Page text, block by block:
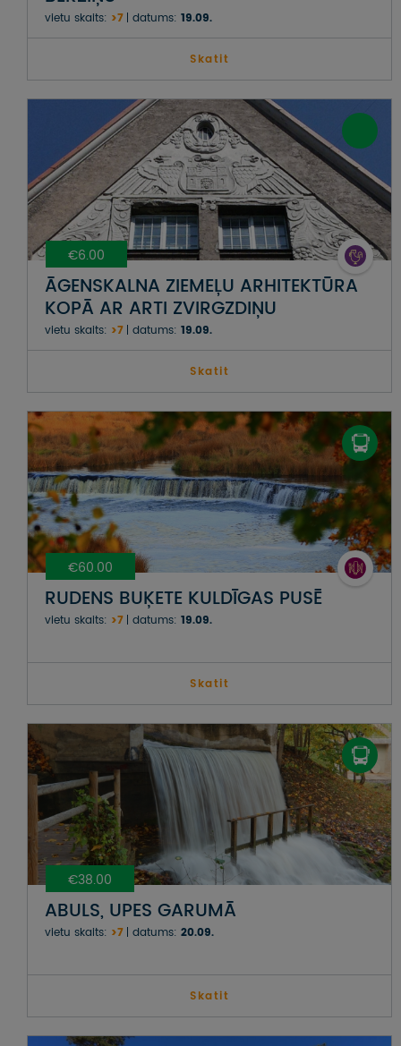
vietu skaits: >7 datums: 19.09.
Skatit
€6.00
ĀGENSKALNA ZIEMEĻU ARHITEKTŪRA
KOPĀ AR ARTI ZVIRGZDIŅU
vietu skaits: >7 datums: 19.09.
Skatit
€60.00
RUDENS BUĶETE KULDĪGAS PUSĒ
vietu skaits: >7 datums: 19.09.
Skatit
€38.00
ABULS, UPES GARUMĀ
vietu skaits: >7 datums: 20.09.
Skatit